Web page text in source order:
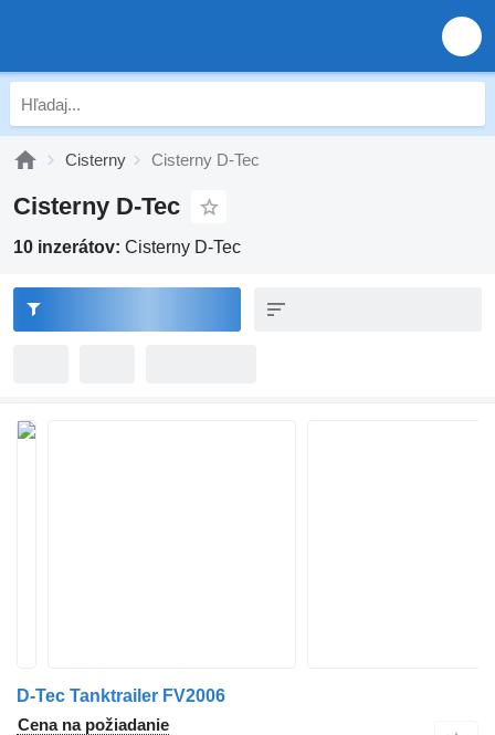
Cisterny Cisterny D-Tec
Cisterny D-Tec
10 inzerátov: Cisterny D-Tec
D-Tec Tanktrailer FV2006
Cena na požiadanie